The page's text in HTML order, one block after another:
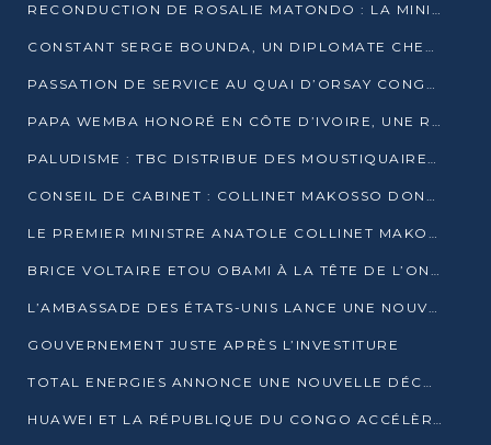
RECONDUCTION DE ROSALIE MATONDO : LA MINISTRE PROMET D’ACCÉLÉRER LE TRAITEMENT DES DOSSIERS ET DE RELEVER DE NOUVEAUX DÉFIS
CONSTANT SERGE BOUNDA, UN DIPLOMATE CHEVRONNÉ AUX COMMANDES DES AFFAIRES ÉTRANGÈRES
PASSATION DE SERVICE AU QUAI D’ORSAY CONGOLAIS : GAKOSSO PASSE LE FLAMBEAU À BOUNDA
PAPA WEMBA HONORÉ EN CÔTE D’IVOIRE, UNE RUE PORTE DÉSORMAIS SON NOM
PALUDISME : TBC DISTRIBUE DES MOUSTIQUAIRES DANS DEUX CSI DE BRAZZAVILLE
CONSEIL DE CABINET : COLLINET MAKOSSO DONNE SES DERNIÈRES ORIENTATIONS
LE PREMIER MINISTRE ANATOLE COLLINET MAKOSSO DÉMISSIONNE AVEC SON GOUVERNEMENT
BRICE VOLTAIRE ETOU OBAMI À LA TÊTE DE L’ONEC-C POUR TROIS ANS
L’AMBASSADE DES ÉTATS-UNIS LANCE UNE NOUVELLE COHORTE DU PROGRAMME ACCESS MICRO-SCHOLARSHIP
GOUVERNEMENT JUSTE APRÈS L’INVESTITURE
TOTAL ENERGIES ANNONCE UNE NOUVELLE DÉCOUVERTE D’HYDROCARBURES SUR LE PERMIS MOHO AU LARGE DU CONGO
HUAWEI ET LA RÉPUBLIQUE DU CONGO ACCÉLÈRENT LEUR PARTENARIAT